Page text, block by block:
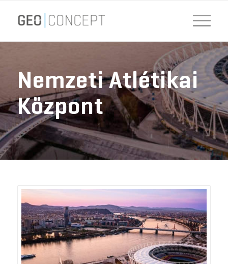
Nemzeti Atlétikai
Központ